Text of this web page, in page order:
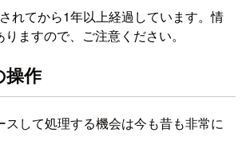
れてから1年以上経過しています。情
ますので、ご注意ください。
操作
スして処理する機会は今も昔も非常に